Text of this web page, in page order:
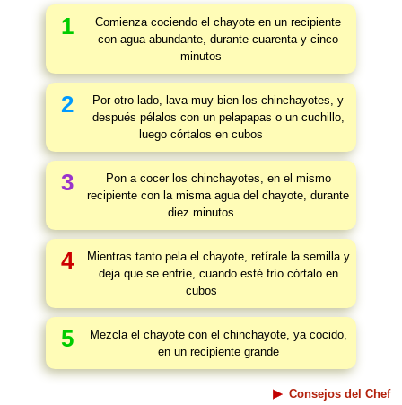
1
Comienza cociendo el chayote en un recipiente
con agua abundante, durante cuarenta y cinco
minutos
2
Por otro lado, lava muy bien los chinchayotes, y
después pélalos con un pelapapas o un cuchillo,
luego córtalos en cubos
3
Pon a cocer los chinchayotes, en el mismo
recipiente con la misma agua del chayote, durante
diez minutos
4
Mientras tanto pela el chayote, retírale la semilla y
deja que se enfríe, cuando esté frío córtalo en
cubos
5
Mezcla el chayote con el chinchayote, ya cocido,
en un recipiente grande
Consejos del Chef